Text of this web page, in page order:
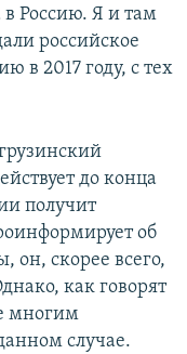
в Россию. Я и там
российское
в 2017 году, с тех
до конца
получит
об
он, скорее всего,
как говорят
многим
случае.